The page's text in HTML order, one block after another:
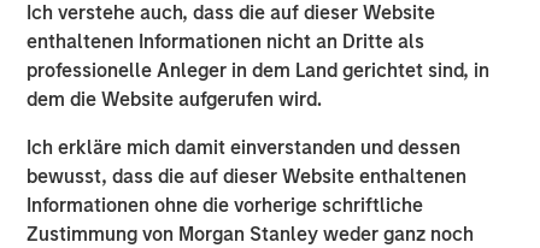
Ich verstehe auch, dass die auf dieser Website
enthaltenen Informationen nicht an Dritte als
professionelle Anleger in dem Land gerichtet sind, in
dem die Website aufgerufen wird.
Ich erkläre mich damit einverstanden und dessen
bewusst, dass die auf dieser Website enthaltenen
Informationen ohne die vorherige schriftliche
Zustimmung von Morgan Stanley weder ganz noch
performance consistency by combining complementary
fundamental and technical inputs into a single,
consolidated positioning view.
PDF herunterladen
Broad Markets Fixed Income Team